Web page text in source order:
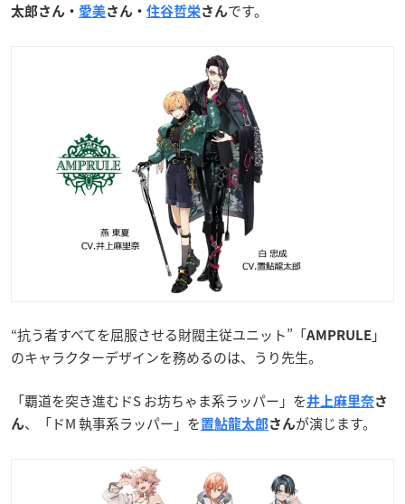
太郎さん・ 愛美さん・ 住谷哲栄 さんです。
“抗う者すべてを屈服させる財閥主従ユニット”「AMPRULE 」
のキャラクターデザインを務めるのは、うり先生。
「覇道を突き進むドS お坊ちゃま系ラッパー」を井上麻里奈さ
ん、「ドM 執事系ラッパー」を 置鮎龍太郎さんが演じます。